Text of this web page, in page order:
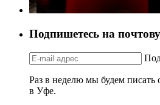
Подпишетесь на
Раз в неделю мы будем писать
в Уфе.